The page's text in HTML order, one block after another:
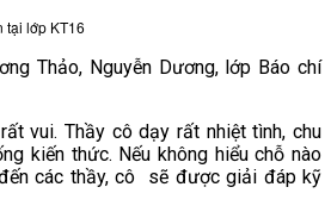
tại lớp KT16
Thảo, Nguyễn Dương, lớp Báo chí
rất vui. Thầy cô dạy rất nhiệt tình, chu
kiến thức. Nếu không hiểu chỗ nào
các thầy, cô sẽ được giải đáp kỹ